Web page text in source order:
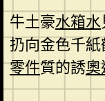
牛土豪水箱水
扔向金色千
零件質的誘奧